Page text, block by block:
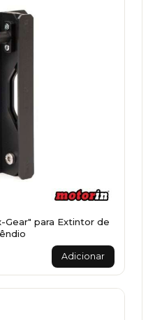
Gear" para Extintor de
Adicionar